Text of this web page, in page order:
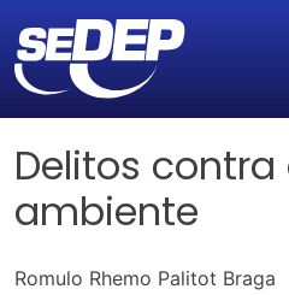
Delitos
ambiente
Romulo Rhemo Palitot Braga